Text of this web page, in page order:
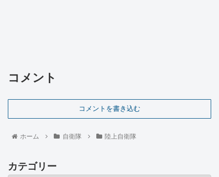
コメント
コメントを書き込む
ホーム 自衛隊 陸上自衛隊
カテゴリー